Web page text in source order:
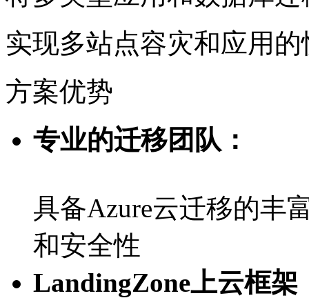
实现多站点容灾和应用
方案优势
专业的迁移团队：
具备Azure云迁移的丰
和安全性
LandingZone上云框架